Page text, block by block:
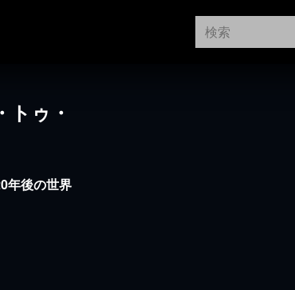
ゥ・
年後の世界